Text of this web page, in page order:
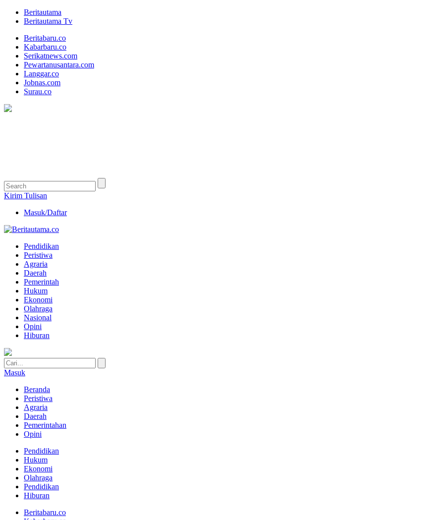
Beritautama
Beritautama Tv
Beritabaru.co
Kabarbaru.co
Serikatnews.com
Pewartanusantara.com
Langgar.co
Jobnas.com
Surau.co
Kirim Tulisan
Masuk/Daftar
Pendidikan
Peristiwa
Agraria
Daerah
Pemerintah
Hukum
Ekonomi
Olahraga
Nasional
Opini
Hiburan
Masuk
Beranda
Peristiwa
Agraria
Daerah
Pemerintahan
Opini
Pendidikan
Hukum
Ekonomi
Olahraga
Pendidikan
Hiburan
Beritabaru.co